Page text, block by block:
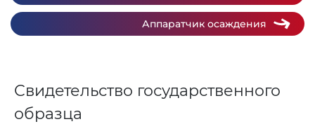
Аппаратчик осаждения
Свидетельство государственного
образца